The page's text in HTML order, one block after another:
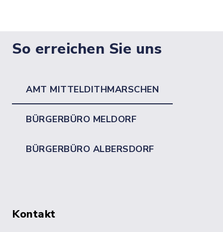
So erreichen Sie uns
AMT MITTELDITHMARSCHEN
BÜRGERBÜRO MELDORF
BÜRGERBÜRO ALBERSDORF
Kontakt